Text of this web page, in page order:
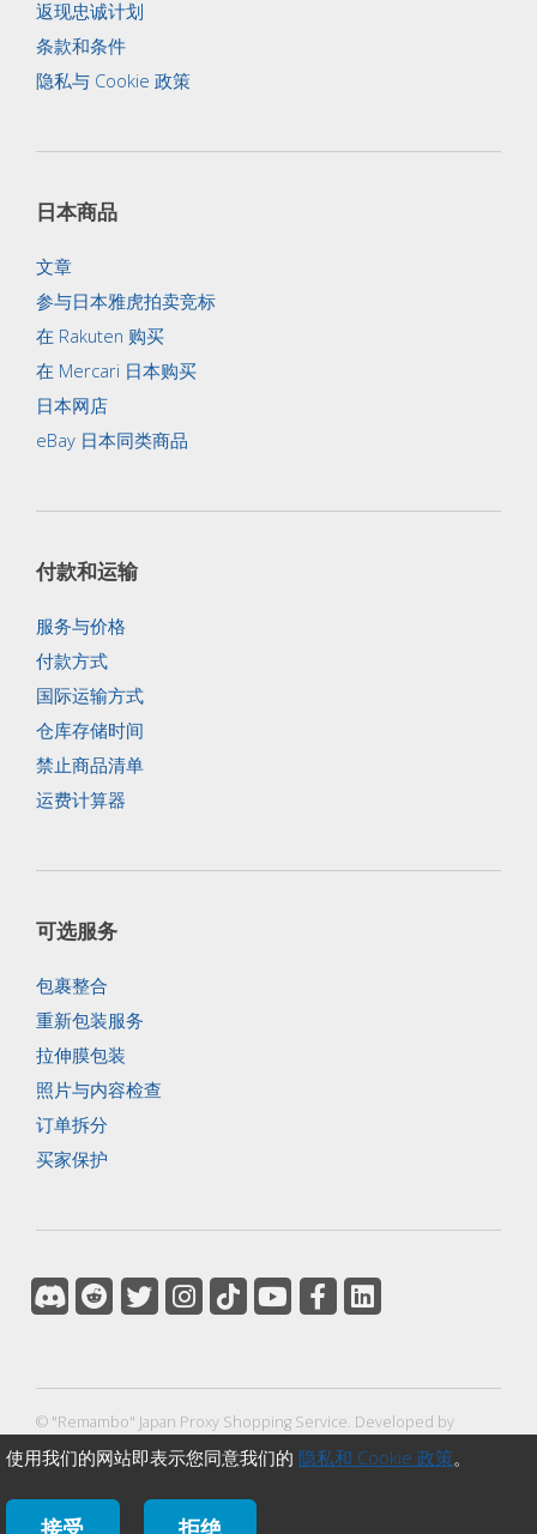
使用我们的网站即表示您同意我们的 隐私和 Cookie 政策。
接受 拒绝
返现忠诚计划
条款和条件
隐私与 Cookie 政策
日本商品
文章
参与日本雅虎拍卖竞标
在 Rakuten 购买
在 Mercari 日本购买
日本网店
eBay 日本同类商品
付款和运输
服务与价格
付款方式
国际运输方式
仓库存储时间
禁止商品清单
运费计算器
可选服务
包裹整合
重新包装服务
拉伸膜包装
照片与内容检查
订单拆分
买家保护
© "Remambo" Japan Proxy Shopping Service. Developed by
NEOTEN